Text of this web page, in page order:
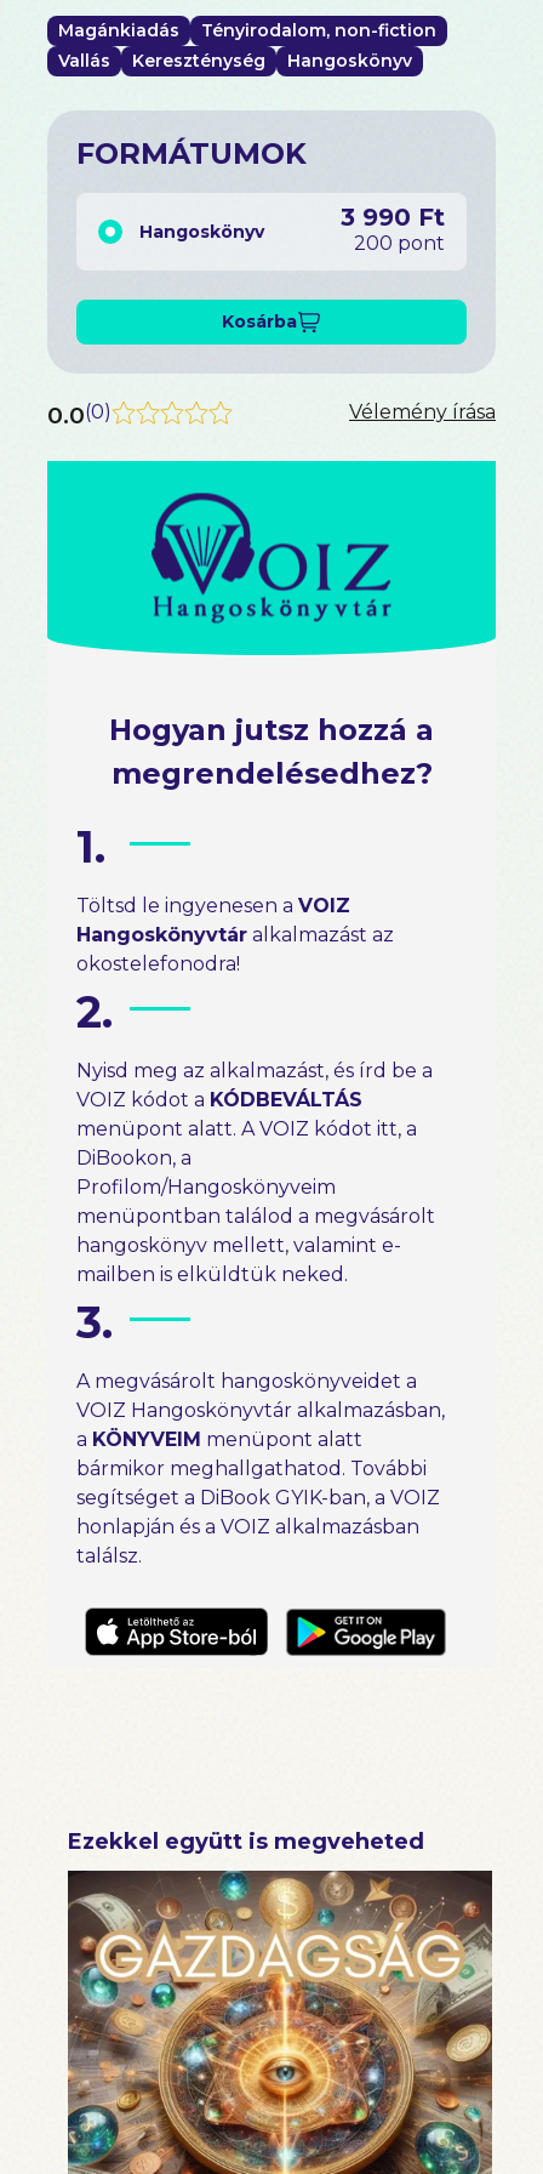
Magánkiadás
Tényirodalom, non-fiction
Vallás
Kereszténység Hangoskönyv
FORMÁTUMOK
Hangoskönyv 3 990 Ft
200 pont
Kosárba
0.0(0) Vélemény írása
Hogyan jutsz hozzá a
megrendelésedhez?
1.
Töltsd le ingyenesen a VOIZ
Hangoskönyvtár alkalmazást az
okostelefonodra!
2.
Nyisd meg az alkalmazást, és írd be a
VOIZ kódot a KÓDBEVÁLTÁS
menüpont alatt. A VOIZ kódot itt, a
DiBookon, a
Profilom/Hangoskönyveim
menüpontban találod a megvásárolt
hangoskönyv mellett, valamint e-
mailben is elküldtük neked.
3.
A megvásárolt hangoskönyveidet a
VOIZ Hangoskönyvtár alkalmazásban,
a KÖNYVEIM menüpont alatt
bármikor meghallgathatod. További
segítséget a DiBook GYIK-ban, a VOIZ
honlapján és a VOIZ alkalmazásban
találsz.
Ezekkel együtt is megveheted